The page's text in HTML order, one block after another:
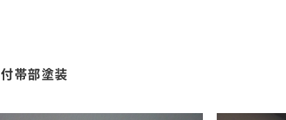
付帯部塗装